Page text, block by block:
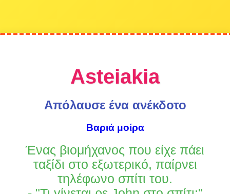
Asteiakia
Απόλαυσε ένα ανέκδοτο
Βαριά μοίρα
Ένας βιομήχανος που είχε πάει
ταξίδι στο εξωτερικό, παίρνει
τηλέφωνο σπίτι του.